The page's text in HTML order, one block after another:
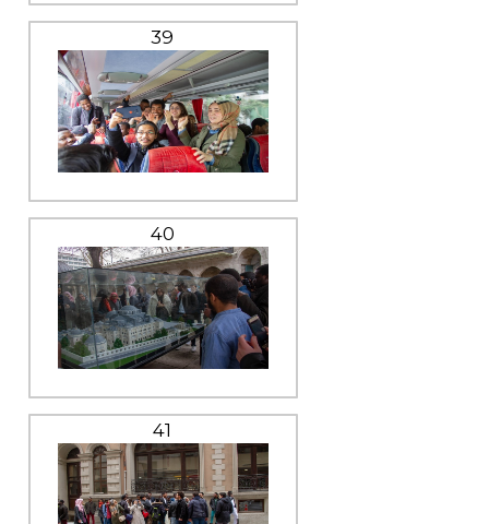
39
40
41